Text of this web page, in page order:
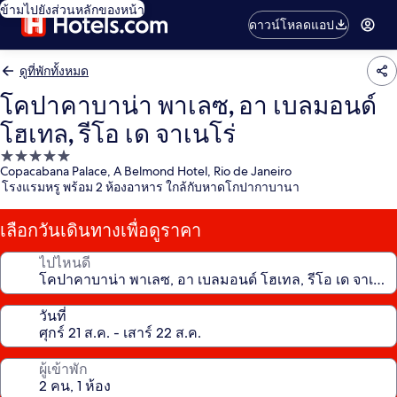
ข้ามไปยังส่วนหลักของหน้า
ดาวน์โหลดแอป
ดูที่พักทั้งหมด
โคปาคาบาน่า พาเลซ, อา เบลมอนด์
โฮเทล, รีโอ เด จาเนโร่
ที่พัก
5.0
Copacabana Palace, A Belmond Hotel, Rio de Janeiro
โรงแรมหรู พร้อม 2 ห้องอาหาร ใกล้กับหาดโกปากาบานา
เลือกวันเดินทางเพื่อดูราคา
ไปไหนดี
วันที่
ผู้เข้าพัก